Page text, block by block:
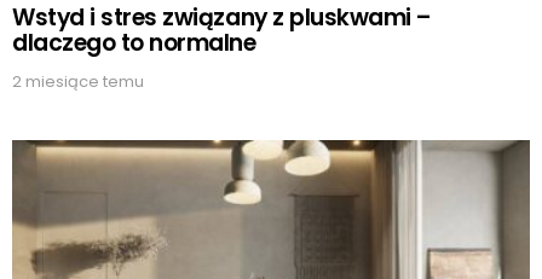
Wstyd i stres związany z pluskwami –
dlaczego to normalne
2 miesiące temu